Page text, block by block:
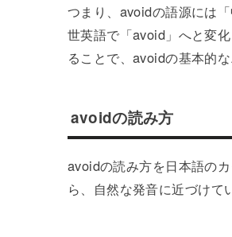
つまり、avoidの語源には
世英語で「avoid」へと変
ることで、avoidの基本的
avoidの読み方
avoidの読み方を日本語の
ら、自然な発音に近づけて